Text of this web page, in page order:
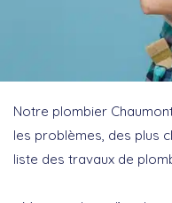
Notre plombier
les problèmes, des plus
liste des travaux de